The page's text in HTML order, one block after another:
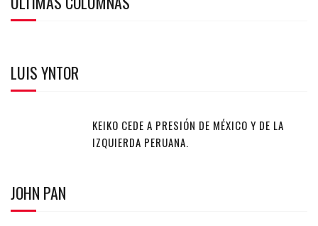
LUIS YNTOR
KEIKO CEDE A PRESIÓN DE MÉXICO Y DE LA
IZQUIERDA PERUANA.
JOHN PAN